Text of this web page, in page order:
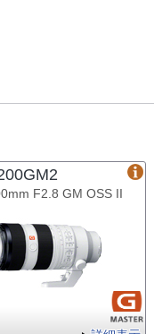
F2.8 GM OSS II